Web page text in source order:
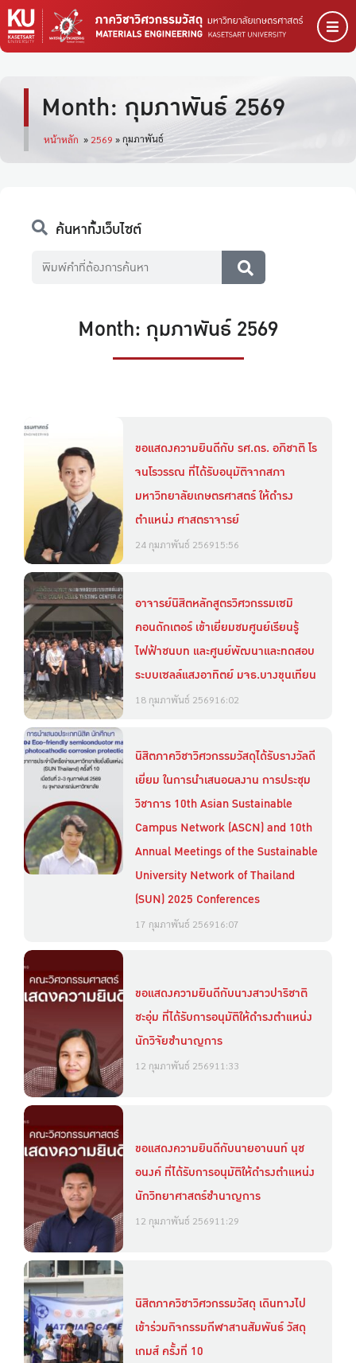
Month: กุมภาพันธ์ 2569
หน้าหลัก » 2569 »กุมภาพันธ์
Month: กุมภาพันธ์ 2569
ค้นหาทั้งเว็บไซต์
ขอแสดงความยินดีกับ รศ.ดร. อภิชาติ โร
จนโรวรรณ ที่ได้รับอนุมัติจากสภา
มหาวิทยาลัยเกษตรศาสตร์ ให้ดำรง
ตำแหน่ง ศาสตราจารย์
24 กุมภาพันธ์ 256915:56
อาจารย์นิสิตหลักสูตรวิศวกรรมเซมิ
คอนดักเตอร์ เข้าเยี่ยมชมศูนย์เรียนรู้
ไฟฟ้าชนบท และศูนย์พัฒนาและทดสอบ
ระบบเซลล์แสงอาทิตย์ มจธ.บางขุนเทียน
18 กุมภาพันธ์ 256916:02
นิสิตภาควิชาวิศวกรรมวัสดุได้รับรางวัลดี
เยี่ยม ในการนำเสนอผลงาน การประชุม
วิชาการ 10th Asian Sustainable
Campus Network (ASCN) and 10th
Annual Meetings of the Sustainable
University Network of Thailand
(SUN) 2025 Conferences
17 กุมภาพันธ์ 256916:07
ขอแสดงความยินดีกับนางสาวปาริชาติ
ชะอุ่ม ที่ได้รับการอนุมัติให้ดำรงตำแหน่ง
นักวิจัยชำนาญการ
12 กุมภาพันธ์ 256911:33
ขอแสดงความยินดีกับนายอานนท์ นุช
อนงค์ ที่ได้รับการอนุมัติให้ดำรงตำแหน่ง
นักวิทยาศาสตร์ชำนาญการ
12 กุมภาพันธ์ 256911:29
นิสิตภาควิชาวิศวกรรมวัสดุ เดินทางไป
เข้าร่วมกิจกรรมกีฬาสานสัมพันธ์ วัสดุ
เกมส์ ครั้งที่ 10